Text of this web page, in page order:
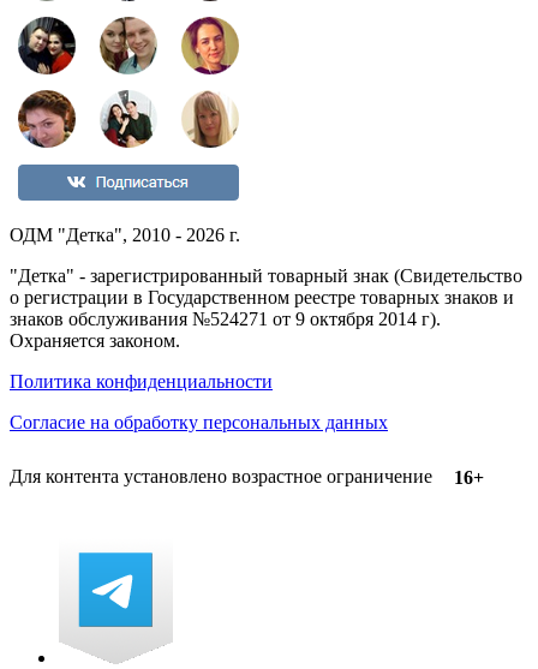
ОДМ "Детка", 2010 - 2026 г.
"Детка" - зарегистрированный товарный знак (Свидетельство
о регистрации в Государственном реестре товарных знаков и
знаков обслуживания №524271 от 9 октября 2014 г).
Охраняется законом.
Политика конфиденциальности
Согласие на обработку персональных данных
Для контента установлено возрастное ограничение 16+